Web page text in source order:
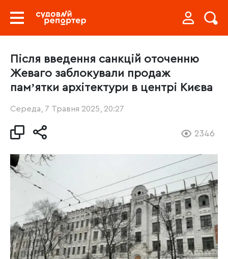
Після введення санкцій оточенню
Жеваго заблокували продаж
памʼятки архітектури в центрі Києва
Середа, 7 Травня 2025, 20:27
2346